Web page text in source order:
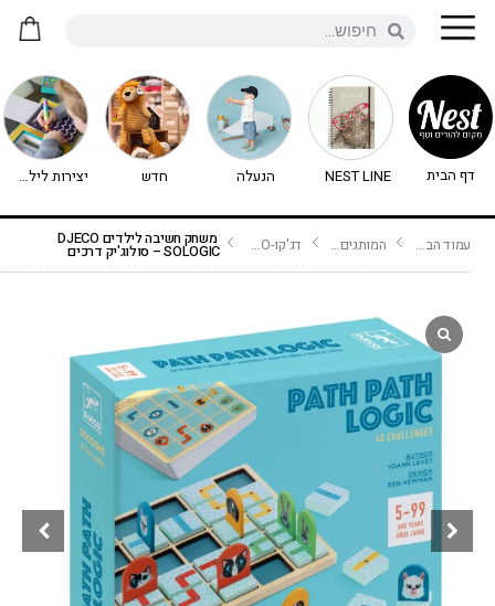
דף הבית NEST LINE הנעלה חדש יצירות לילדים - יצירה לילדים
עמוד הבית המותגים שלנו דג'קו-DJECO נימיגו משחק חשיבה לילדים DJECO
SOLOGIC – סולוג'יק דרכים